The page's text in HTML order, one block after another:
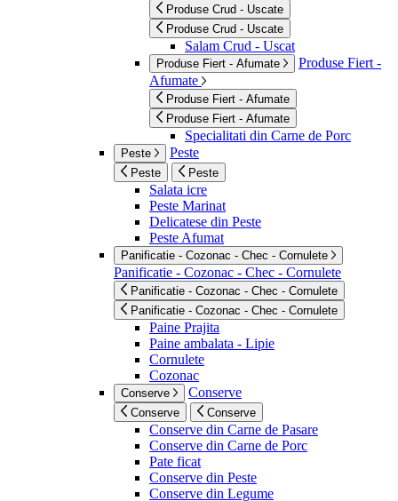
Produse Crud - Uscate
Produse Crud - Uscate
Salam Crud - Uscat
Produse Fiert - Afumate
Produse Fiert -
Afumate
Produse Fiert - Afumate
Produse Fiert - Afumate
Specialitati din Carne de Porc
Peste Peste
Peste Peste
Salata icre
Peste Marinat
Delicatese din Peste
Peste Afumat
Panificatie - Cozonac - Chec - Cornulete
Panificatie - Cozonac - Chec - Cornulete
Panificatie - Cozonac - Chec - Cornulete
Panificatie - Cozonac - Chec - Cornulete
Paine Prajita
Paine ambalata - Lipie
Cornulete
Cozonac
Conserve Conserve
Conserve Conserve
Conserve din Carne de Pasare
Conserve din Carne de Porc
Pate ficat
Conserve din Peste
Conserve din Legume